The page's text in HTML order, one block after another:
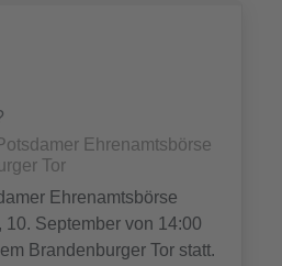
Ehrenamtsbörse
Tor
Ehrenamtsbörse
10. September von 14:00
Brandenburger Tor statt.